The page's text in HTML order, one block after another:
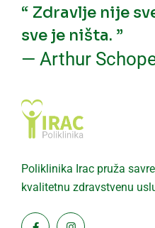
“ Zdravlje nije
sve je ništa. ”
— Arthur
Poliklinika Irac pruža
kvalitetnu zdravstvenu